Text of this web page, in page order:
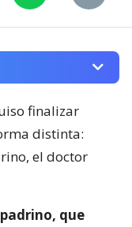
finalizar
distinta:
el doctor
que